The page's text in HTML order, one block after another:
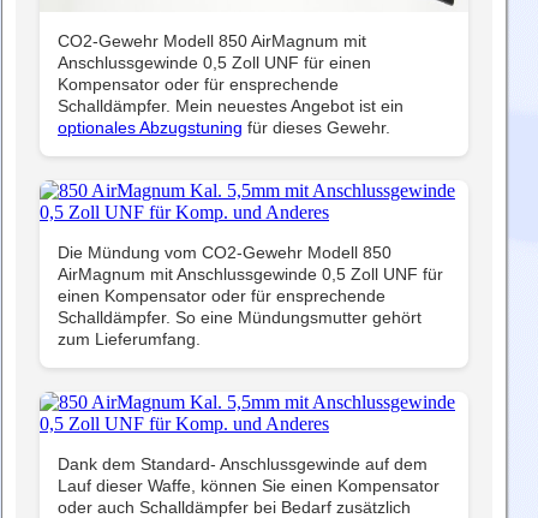
CO2-Gewehr Modell 850 AirMagnum mit
Anschlussgewinde 0,5 Zoll UNF für einen
Kompensator oder für ensprechende
Schalldämpfer. Mein neuestes Angebot ist ein
optionales Abzugstuning für dieses Gewehr.
Die Mündung vom CO2-Gewehr Modell 850
AirMagnum mit Anschlussgewinde 0,5 Zoll UNF für
einen Kompensator oder für ensprechende
Schalldämpfer. So eine Mündungsmutter gehört
zum Lieferumfang.
Dank dem Standard- Anschlussgewinde auf dem
Lauf dieser Waffe, können Sie einen Kompensator
oder auch Schalldämpfer bei Bedarf zusätzlich